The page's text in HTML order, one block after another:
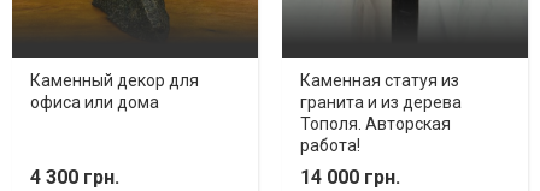
Каменный декор для
офиса или дома
4 300 грн.
Каменная статуя из
гранита и из дерева
Тополя. Авторская
работа!
14 000 грн.